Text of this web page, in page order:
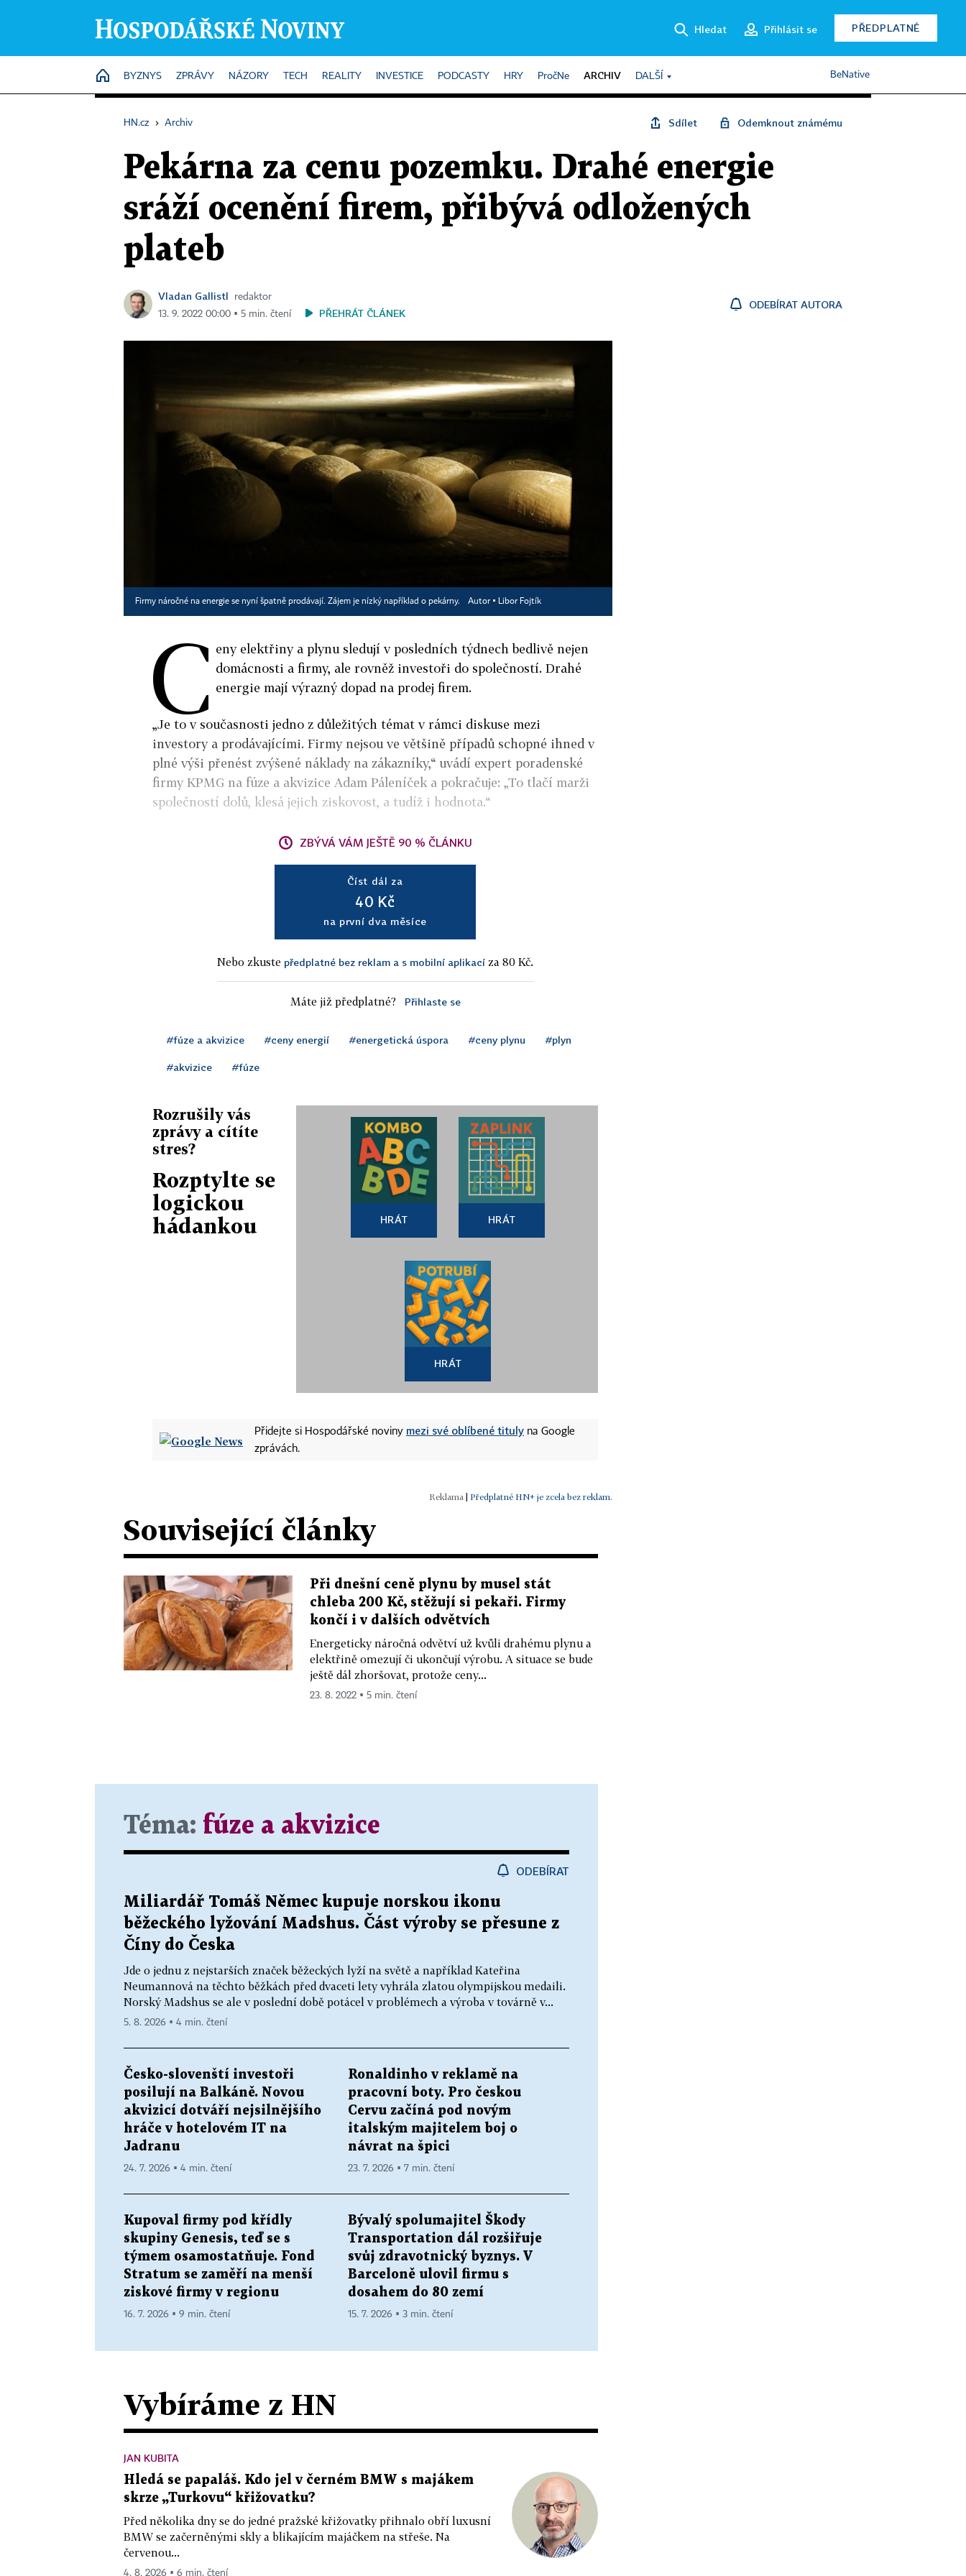
Hledat Přihlásit se PŘEDPLATNÉ
HOME
BYZNYS ZPRÁVY NÁZORY TECH REALITY INVESTICE PODCASTY HRY PročNe ARCHIV DALŠÍ BeNative
HN.cz › Archiv Sdílet Odemknout známému
Pekárna za cenu pozemku. Drahé energie
sráží ocenění firem, přibývá odložených
plateb
Vladan Gallistl
redaktor
13. 9. 2022 00:00 ▪ 5 min. čtení
PŘEHRÁT ČLÁNEK
ODEBÍRAT AUTORA
Firmy náročné na energie se nyní špatně prodávají. Zájem je nízký například o pekárny. Autor ▪ Libor Fojtík
C eny elektřiny a plynu sledují v posledních týdnech bedlivě nejen
domácnosti a firmy, ale rovněž investoři do společností. Drahé
energie mají výrazný dopad na prodej firem.
„Je to v současnosti jedno z důležitých témat v rámci diskuse mezi
investory a prodávajícími. Firmy nejsou ve většině případů schopné ihned v
plné výši přenést zvýšené náklady na zákazníky,“ uvádí expert poradenské
firmy KPMG na fúze a akvizice Adam Páleníček a pokračuje: „To tlačí marži
společností dolů, klesá jejich ziskovost, a tudíž i hodnota.“
ZBÝVÁ VÁM JEŠTĚ 90 % ČLÁNKU
Číst dál za
40 Kč
na první dva měsíce
Nebo zkuste předplatné bez reklam a s mobilní aplikací za 80 Kč.
Máte již předplatné? Přihlaste se
#fúze a akvizice #ceny energií #energetická úspora #ceny plynu #plyn
#akvizice #fúze
Rozrušily vás
zprávy a cítíte
stres?
Rozptylte se
logickou
hádankou
HRÁT HRÁT
HRÁT
Přidejte si Hospodářské noviny mezi své oblíbené tituly na Google
zprávách.
| Předplatné HN+ je zcela bez reklam.
Související články
Při dnešní ceně plynu by musel stát
chleba 200 Kč, stěžují si pekaři. Firmy
končí i v dalších odvětvích
Energeticky náročná odvětví už kvůli drahému plynu a
elektřině omezují či ukončují výrobu. A situace se bude
ještě dál zhoršovat, protože ceny...
23. 8. 2022 ▪ 5 min. čtení
Téma: fúze a akvizice
ODEBÍRAT
Miliardář Tomáš Němec kupuje norskou ikonu
běžeckého lyžování Madshus. Část výroby se přesune z
Číny do Česka
Jde o jednu z nejstarších značek běžeckých lyží na světě a například Kateřina
Neumannová na těchto běžkách před dvaceti lety vyhrála zlatou olympijskou medaili.
Norský Madshus se ale v poslední době potácel v problémech a výroba v továrně v...
5. 8. 2026 ▪ 4 min. čtení
Česko-slovenští investoři
posilují na Balkáně. Novou
akvizicí dotváří nejsilnějšího
hráče v hotelovém IT na
Jadranu
24. 7. 2026 ▪ 4 min. čtení
Ronaldinho v reklamě na
pracovní boty. Pro českou
Cervu začíná pod novým
italským majitelem boj o
návrat na špici
23. 7. 2026 ▪ 7 min. čtení
Kupoval firmy pod křídly
skupiny Genesis, teď se s
týmem osamostatňuje. Fond
Stratum se zaměří na menší
ziskové firmy v regionu
16. 7. 2026 ▪ 9 min. čtení
Bývalý spolumajitel Škody
Transportation dál rozšiřuje
svůj zdravotnický byznys. V
Barceloně ulovil firmu s
dosahem do 80 zemí
15. 7. 2026 ▪ 3 min. čtení
Vybíráme z HN
JAN KUBITA
Hledá se papaláš. Kdo jel v černém BMW s majákem
skrze „Turkovu“ křižovatku?
Před několika dny se do jedné pražské křižovatky přihnalo obří luxusní
BMW se začerněnými skly a blikajícím majáčkem na střeše. Na
červenou...
4. 8. 2026 ▪ 6 min. čtení